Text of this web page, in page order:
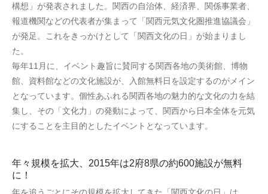
構想」が発表されました。関西の自治体、経済界、関係事業者、
報道機関などの代表者が集まって「関西元気文化圏推進協議会」
が発足。これをきっかけとして「関西文化の日」が始まりまし
た。
毎年11月に、イベント趣旨に賛同する関西各地の美術館、博物
館、資料館などの文化施設が、入館無料日を設定するのがメイン
となっています。個性あふれる関西各地の魅力的な文化の力を結
集し、その「文化力」の発動によって、関西から日本全体を元気
にすることを主目的としたイベントとなっています。
年々規模を拡大、2015年は2府8県の約600施設が無料
に！